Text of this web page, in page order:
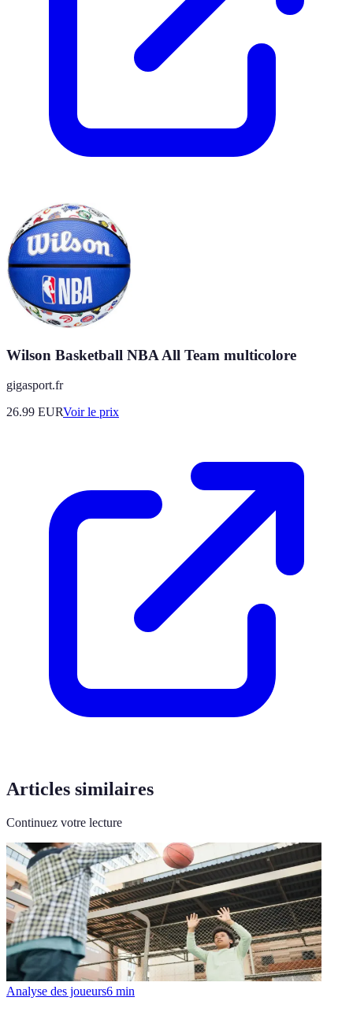
Wilson Basketball NBA All Team multicolore
gigasport.fr
26.99 EURVoir le prix
Articles similaires
Continuez votre lecture
Analyse des joueurs6 min